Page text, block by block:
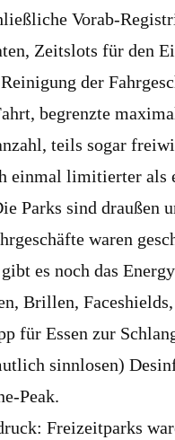
Vorab-
Zeitslots für den
der
begrenzte
teils sogar
einmal limitierter als
Parks sind draußen
waren
es noch das
Brillen, Faceshields,
für Essen zur
sinnlosen)
Peak.
Freizeitparks